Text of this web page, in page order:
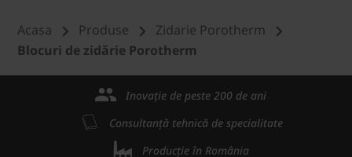
Acasa Produse
Zidarie Porotherm
Blocuri de zidărie Porotherm
Inovație de peste 200 de ani
Consultanță tehnică de specialitate
Producție în România